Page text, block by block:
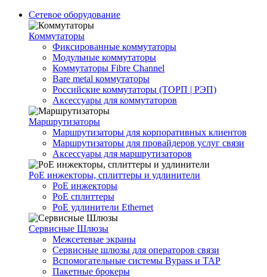
Сетевое оборудование
Коммутаторы
Фиксированные коммутаторы
Модульные коммутаторы
Коммутаторы Fibre Channel
Bare metal коммутаторы
Российские коммутаторы (ТОРП | РЭП)
Аксессуары для коммутаторов
Маршрутизаторы
Маршрутизаторы для корпоративных клиентов
Маршрутизаторы для провайдеров услуг связи
Аксессуары для маршрутизаторов
PoE инжекторы, сплиттеры и удлинители
PoE инжекторы
PoE сплиттеры
PoE удлинители Ethernet
Сервисные Шлюзы
Межсетевые экраны
Сервисные шлюзы для операторов связи
Вспомогательные системы Bypass и TAP
Пакетные брокеры